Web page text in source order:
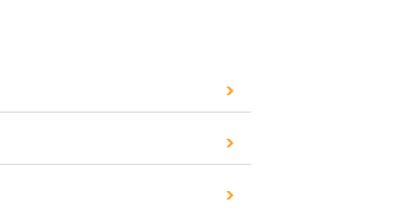
>
>
>